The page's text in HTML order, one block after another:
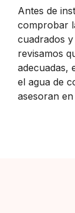
Antes de
comprobar
cuadrados
revisamos
adecuadas,
el agua de
asesoran